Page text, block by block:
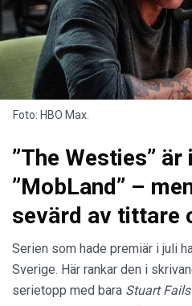
Foto: HBO Max.
”The Westies” är
”MobLand” –
sevärd av tittare
Serien som hade premiär i juli
Sverige. Här rankar den i
serietopp med bara Stuart